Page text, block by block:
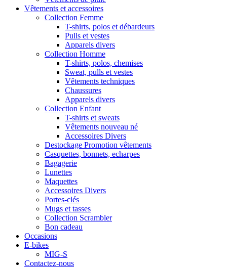
Vêtements et accessoires
Collection Femme
T-shirts, polos et débardeurs
Pulls et vestes
Apparels divers
Collection Homme
T-shirts, polos, chemises
Sweat, pulls et vestes
Vêtements techniques
Chaussures
Apparels divers
Collection Enfant
T-shirts et sweats
Vêtements nouveau né
Accessoires Divers
Destockage Promotion vêtements
Casquettes, bonnets, echarpes
Bagagerie
Lunettes
Maquettes
Accessoires Divers
Portes-clés
Mugs et tasses
Collection Scrambler
Bon cadeau
Occasions
E-bikes
MIG-S
Contactez-nous